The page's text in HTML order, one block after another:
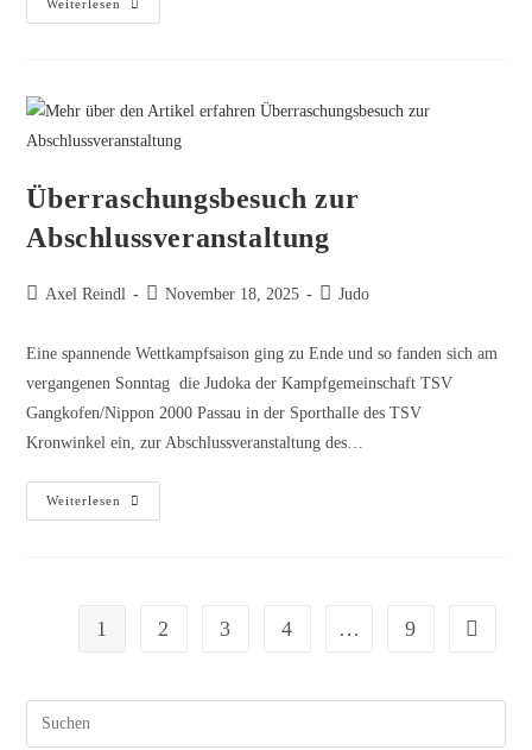
Weiterlesen
Überraschungsbesuch zur
Abschlussveranstaltung
Axel Reindl November 18, 2025 Judo
Eine spannende Wettkampfsaison ging zu Ende und so fanden sich am
vergangenen Sonntag die Judoka der Kampfgemeinschaft TSV
Gangkofen/Nippon 2000 Passau in der Sporthalle des TSV
Kronwinkel ein, zur Abschlussveranstaltung des…
Weiterlesen
1 2 3 4 … 9